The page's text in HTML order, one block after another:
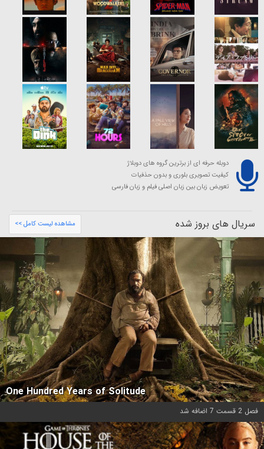
دوبله حرفه ای از برترین گروه های دوبلاژ
کیفیت تصویری بلوری و بدون حذفیات
تعویض زبان بین زبان اصلی فیلم و زبان فارسی
سریال های بروز شده مشاهده لیست کامل >>
One Hundred Years of Solitude
فصل 2 قسمت 7 اضافه شد